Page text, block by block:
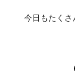
今日もたくさ